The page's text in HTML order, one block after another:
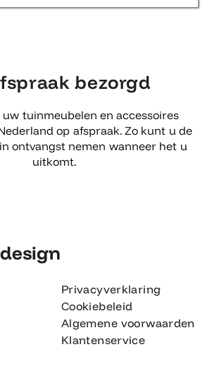
bezorgd
tuinmeubelen en accessoires
op afspraak. Zo kunt u de
ontvangst nemen wanneer het u
uitkomt.
design​
Privacyverklaring
Cookiebeleid
Algemene voorwaarden
Klantenservice